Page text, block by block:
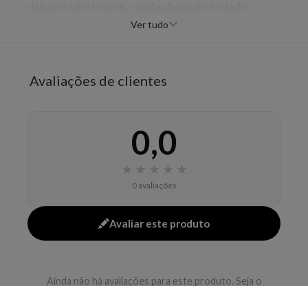
dermatologicamente. Volume: 60g.
Ver tudo
Avaliações de clientes
0,0
0 avaliações
Avaliar este produto
Ainda não há avaliações para este produto. Seja o